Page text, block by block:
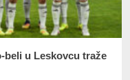
beli u Leskovcu traže